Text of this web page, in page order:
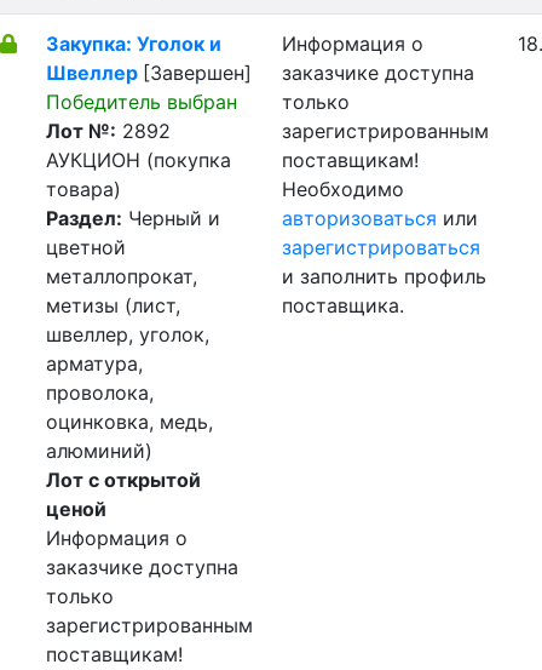
Закупка: Уголок и
Швеллер [Завершен]
Победитель выбран
Лот №: 2892
АУКЦИОН (покупка
товара)
Раздел: Черный и
цветной
металлопрокат,
метизы (лист,
швеллер, уголок,
арматура,
проволока,
оцинковка, медь,
алюминий)
Лот с открытой
ценой
Информация о
заказчике доступна
только
зарегистрированным
поставщикам!
Информация о
заказчике доступна
только
зарегистрированным
поставщикам!
Необходимо
авторизоваться или
зарегистрироваться
и заполнить профиль
поставщика.